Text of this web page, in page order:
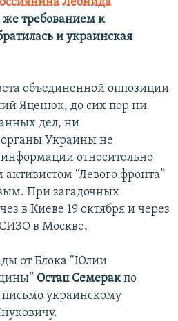
Леонида
требованием к
и украинская
объединенной оппозиции
Яценюк, до сих пор ни
дел, ни
Украины не
относительно
“Левого фронта”
При загадочных
в Киеве 19 октября и через
в Москве.
от Блока “Юлии
Остап Семеракпо
письмо украинскому